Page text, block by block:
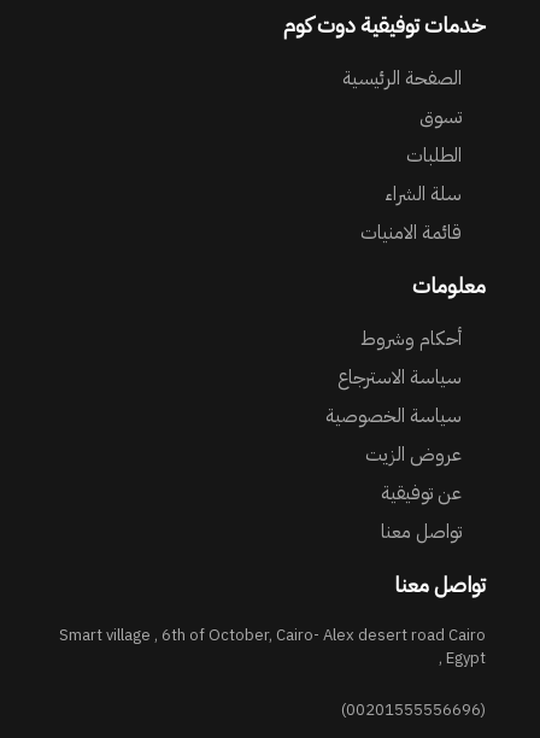
خدمات توفيقية دوت كوم
الصفحة الرئيسية
تسوق
الطلبات
سلة الشراء
قائمة الامنيات
معلومات
أحكام وشروط
سياسة الاسترجاع
سياسة الخصوصية
عروض الزيت
عن توفيقية
تواصل معنا
تواصل معنا
Smart village , 6th of October, Cairo- Alex desert road Cairo
, Egypt
(00201555556696)